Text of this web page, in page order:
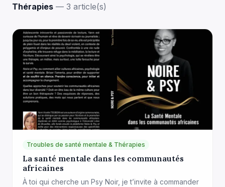
Thérapies — 3 article(s)
Troubles de santé mentale & Thérapies
La santé mentale dans les communautés
africaines
À toi qui cherche un Psy Noir, je t’invite à commander